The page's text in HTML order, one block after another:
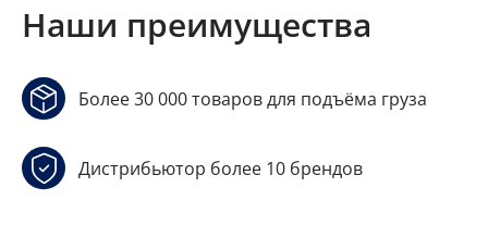
Наши преимущества
Более 30 000 товаров для подъёма груза
Дистрибьютор более 10 брендов